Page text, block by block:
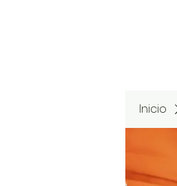
Inicio